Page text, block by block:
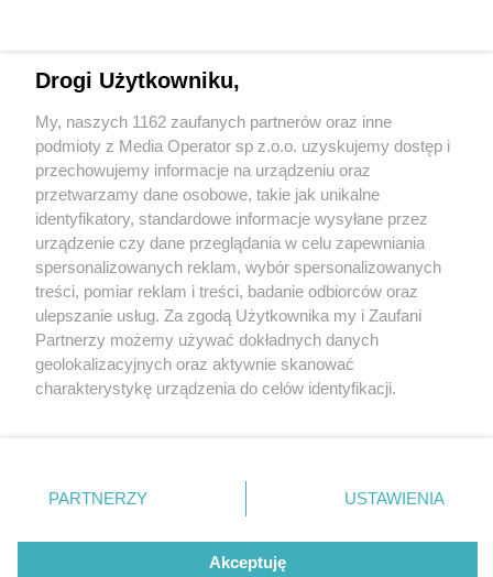
5 / 0
Wydawca mediów lokalnych
Nie zapomnij
zapoznać się z:
polityką prywatności
Twojemiasto
Piekary Śląskie
Chorzów
Tarnowskie Góry
Gliwice
Skontakuj sięz nami
Kontakt
Redakcja
Newsletter
Drogi Użytkowniku,
My, naszych 1162 zaufanych partnerów oraz inne
podmioty z Media Operator sp z.o.o. uzyskujemy dostęp i
przechowujemy informacje na urządzeniu oraz
przetwarzamy dane osobowe, takie jak unikalne
identyfikatory, standardowe informacje wysyłane przez
urządzenie czy dane przeglądania w celu zapewniania
spersonalizowanych reklam, wybór spersonalizowanych
treści, pomiar reklam i treści, badanie odbiorców oraz
ulepszanie usług. Za zgodą Użytkownika my i Zaufani
Partnerzy możemy używać dokładnych danych
geolokalizacyjnych oraz aktywnie skanować
charakterystykę urządzenia do celów identyfikacji.
zmienić/wycofać klikając przycisk ustawień prywatności
znajdujący się w lewym dolnym rogu strony
rodzaje przetwarzania danych nie wymagają zgody
użytkownika, ale masz prawo sprzeciwić się takiemu
PARTNERZY USTAWIENIA
Akceptuję